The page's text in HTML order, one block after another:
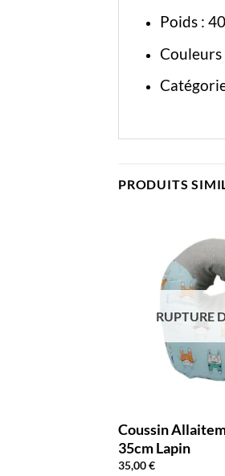
Poids :
Couleurs
PRODUITS
RUPTURE
Coussin
35cm Lapin
35,00€